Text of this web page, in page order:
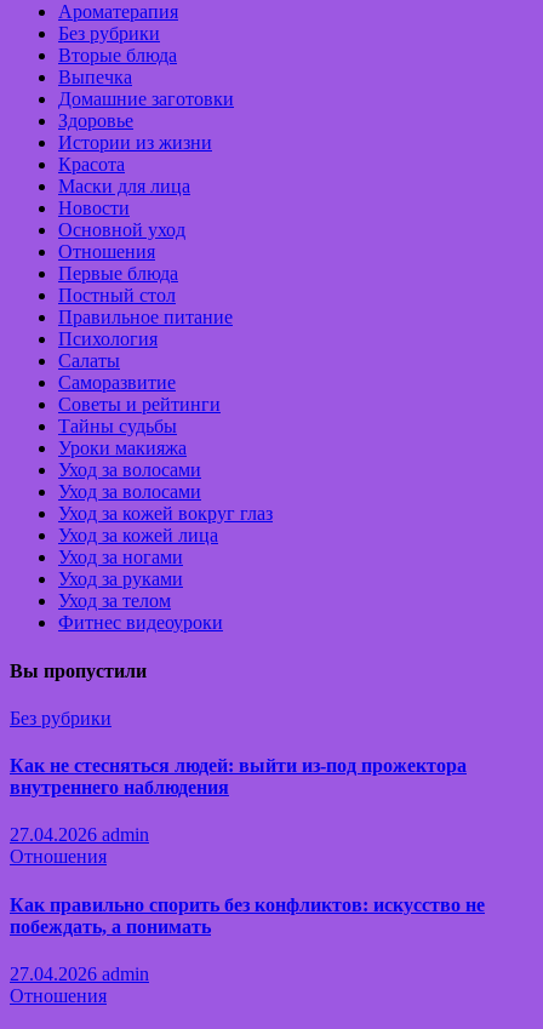
Ароматерапия
Без рубрики
Вторые блюда
Выпечка
Домашние заготовки
Здоровье
Истории из жизни
Красота
Маски для лица
Новости
Основной уход
Отношения
Первые блюда
Постный стол
Правильное питание
Психология
Салаты
Саморазвитие
Советы и рейтинги
Тайны судьбы
Уроки макияжа
Уход за волосами
Уход за волосами
Уход за кожей вокруг глаз
Уход за кожей лица
Уход за ногами
Уход за руками
Уход за телом
Фитнес видеоуроки
Вы пропустили
Без рубрики
Как не стесняться людей: выйти из-под прожектора
внутреннего наблюдения
27.04.2026 admin
Отношения
Как правильно спорить без конфликтов: искусство не
побеждать, а понимать
27.04.2026 admin
Отношения